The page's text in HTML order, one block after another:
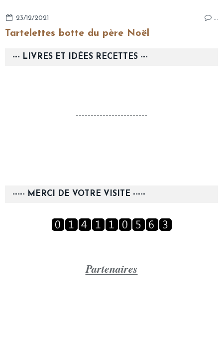
23/12/2021
Tartelettes botte du père Noël
--- LIVRES ET IDÉES RECETTES ---
------------------------
----- MERCI DE VOTRE VISITE -----
Partenaires